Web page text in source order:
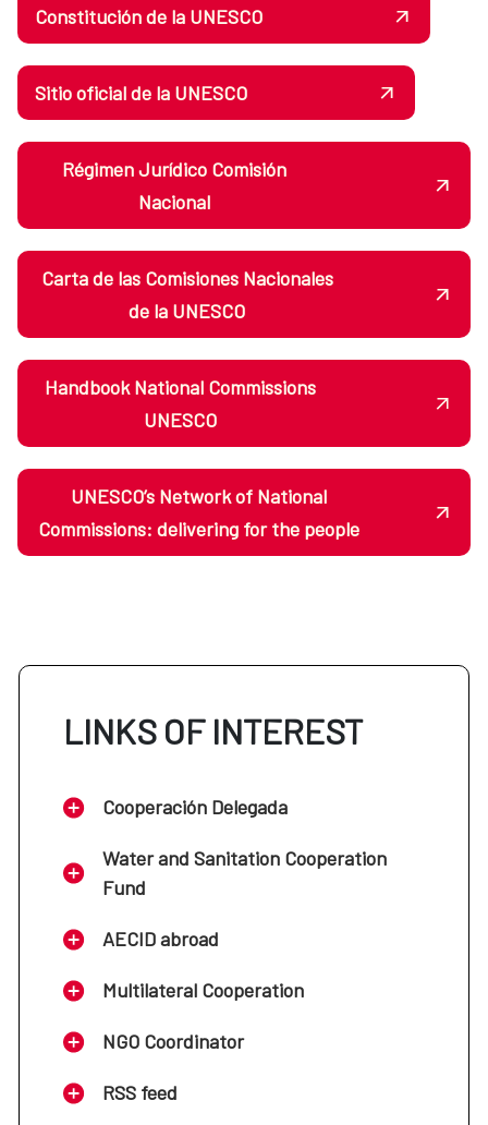
Constitución de la UNESCO
Sitio oficial de la UNESCO
Régimen Jurídico Comisión
Nacional
Carta de las Comisiones Nacionales
de la UNESCO
Handbook National Commissions
UNESCO
UNESCO’s Network of National
Commissions: delivering for the people
LINKS OF INTEREST
Cooperación Delegada
Water and Sanitation Cooperation
Fund
AECID abroad
Multilateral Cooperation
NGO Coordinator
RSS feed